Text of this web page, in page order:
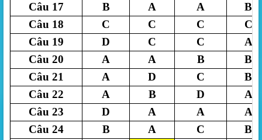
Câu 17
B A A
B
Câu 18
C C C
C
Câu 19
D C C
A
Câu 20
A A B
B
Câu 21
A D C
B
Câu 22
A B D
A
Câu 23
D A A
A
Câu 24
B A C
B